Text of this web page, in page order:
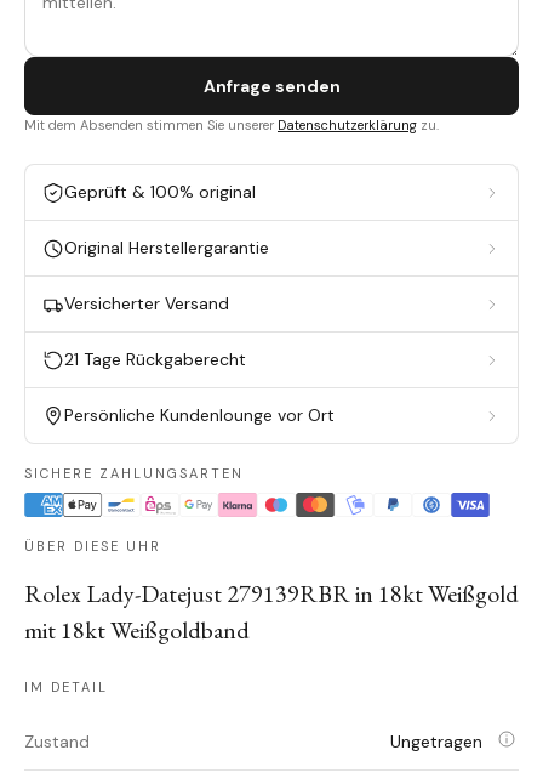
Anfrage senden
Mit dem Absenden stimmen Sie unserer Datenschutzerklärung zu.
Geprüft & 100% original
Original Herstellergarantie
Versicherter Versand
21 Tage Rückgaberecht
Persönliche Kundenlounge vor Ort
SICHERE ZAHLUNGSARTEN
ÜBER DIESE UHR
Rolex Lady-Datejust 279139RBR in 18kt Weißgold
mit 18kt Weißgoldband
IM DETAIL
Zustand Ungetragen